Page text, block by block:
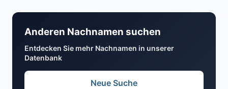
Anderen Nachnamen suchen
Entdecken Sie mehr Nachnamen in unserer
Datenbank
Neue Suche